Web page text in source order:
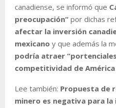
canadiense, se informó que
preocupación“ por dichas
afectar la inversión
mexicano y que además la
podría atraer
competitividad de
Lee también: Propuesta de
minero es negativa para la